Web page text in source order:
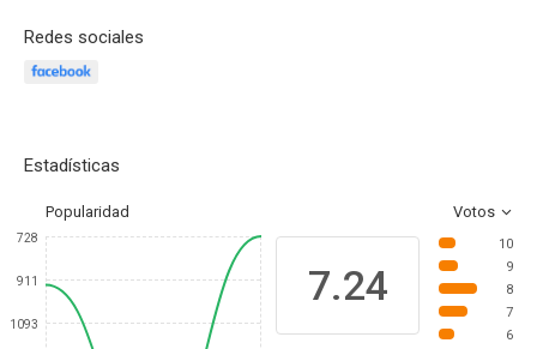
Redes sociales
Estadísticas
Popularidad Votos
728
911
1093
7.24
10
9
8
7
6